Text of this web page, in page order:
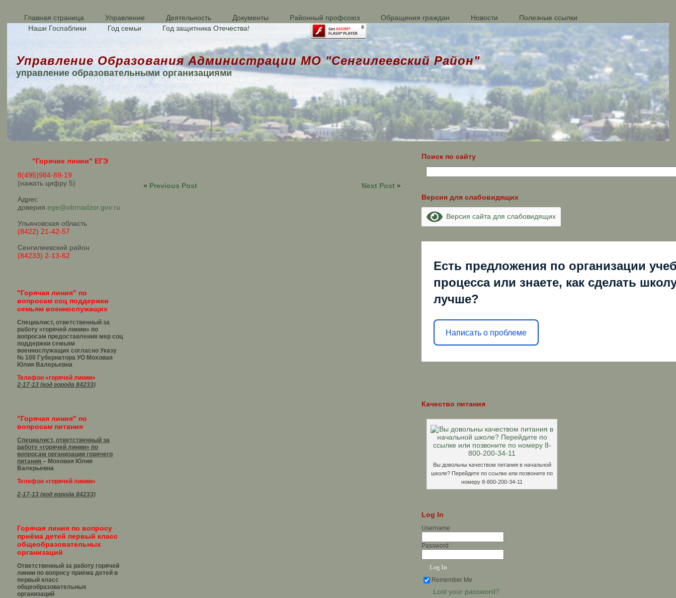
Главная страница Управление Деятельность Документы Районный профсоюз Обращения граждан Новости
Полезные ссылки
Наши Госпаблики
Год семьи Год защитника Отечества!
Управление Образования Администрации МО "Сенгилеевский Район"
управление образовательными организациями
"Горячие линии" ЕГЭ
8(495)984-89-19
(нажать цифру 5)
Адрес
доверия:ege@obrnadzor.gov.ru
Ульяновская область
(8422) 21-42-57
Сенгилеевский район
(84233) 2-13-62
"Горячая линия" по
вопросам соц поддержки
семьям военнослужащих
Специалист, ответственный за
работу «горячей линии» по
вопросам предоставления мер соц
поддержки семьям
военнослужащих согласно Указу
№ 100 Губернатора УО Моховая
Юлия Валерьевна
Телефон «горячей линии»
2-17-13 (код города 84233)
"Горячая линия" по
вопросам питания
Специалист, ответственный за
работу «горячей линии» по
вопросам организации горячего
питания– Моховая Юлия
Валерьевна
Телефон «горячей линии»
2-17-13 (код города 84233)
Горячая линия по вопросу
приёма детей первый класс
общеобразовательных
организаций
Ответственный за работу горячей
линии по вопросу приёма детей в
первый класс
общеобразовательных
организаций
« Previous Post Next Post »
Поиск по сайту
Версия для слабовидящих
Версия сайта для слабовидящих
Есть предложения по организации
процесса или знаете, как сделать
лучше?
Написать о проблеме
Качество питания
Вы довольны качеством питания в начальной
школе? Перейдите по ссылке или позвоните по
номеру 8-800-200-34-11
Log In
Username
Password
Remember Me
Lost your password?